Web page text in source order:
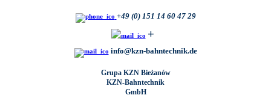
+49 (0) 151 14 60 47 29
+
info@kzn-bahntechnik.de
Grupa KZN Bieżanów
KZN-Bahntechnik
GmbH